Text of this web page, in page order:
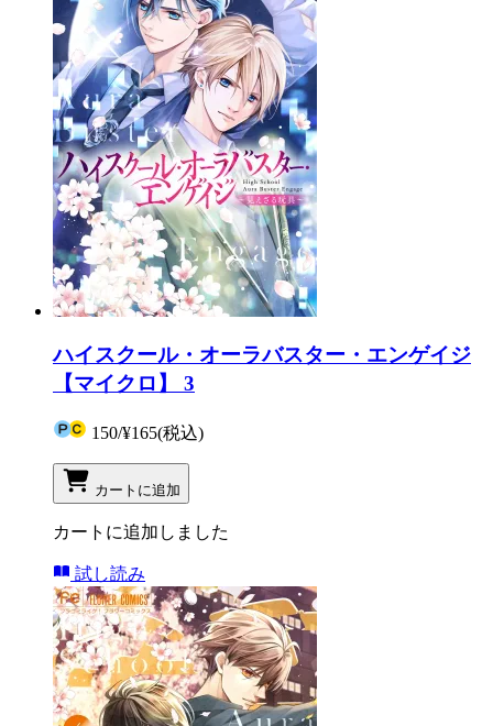
ハイスクール・オーラバスター・エンゲイジ
【マイクロ】 3
150/¥165(税込)
カートに追加
カートに追加しました
試し読み